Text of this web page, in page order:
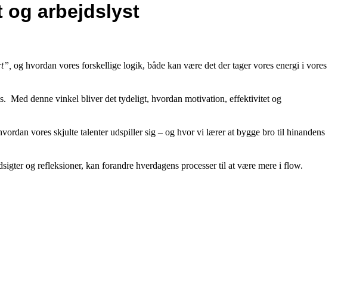
og arbejdslyst
og hvordan vores forskellige logik, både kan være det der tager vores energi i vores
Med denne vinkel bliver det tydeligt, hvordan motivation, effektivitet og
vores skjulte talenter udspiller sig – og hvor vi lærer at bygge bro til hinandens
og refleksioner, kan forandre hverdagens processer til at være mere i flow.